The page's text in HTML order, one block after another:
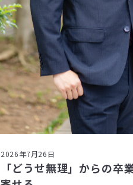
2026年7月26日
「どうせ無理」からの卒